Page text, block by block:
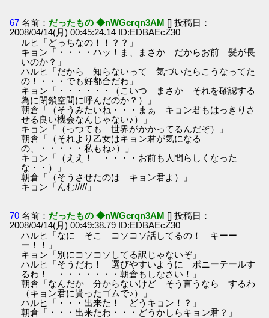
67 名前： だったもの ◆nWGcrqn3AM [] 投稿日：
2008/04/14(月) 00:45:24.14 ID:EDBAEcZ30
ルヒ「どっちなの！！？？」
キョン「・・・・ハッ！ま、まさか だからお前 髪が長
いのか？」
ハルヒ「だから 知らないって 気づいたらこうなってた
の！・・・でも好都合だわ」
キョン「・・・・・・（こいつ まさか それを確認する
為に閉鎖空間に呼んだのか？）」
朝倉「（そうみたいね・・・まぁ キョン君もはっきりさ
せる良い機会なんじゃない♪）」
キョン「（っつても 世界がかかってるんだぞ）」
朝倉「（それより乙女はキョン君が気になる
の、・・・・・私もね♪）」
キョン「（ええ！ ・・・・お前も人間らしくなった
な・・）」
朝倉「（そうさせたのは キョン君よ）」
キョン「んむ/////」
70 名前： だったもの ◆nWGcrqn3AM [] 投稿日：
2008/04/14(月) 00:49:38.79 ID:EDBAEcZ30
ハルヒ「なに そこ コソコソ話してるの！ キーー
ー！！」
キョン「別にコソコソしてる訳じゃないぞ」
ハルヒ「そうだわ！ 選びやすいように ポニーテールす
るわ！ ・・・・・・・朝倉もしなさい！」
朝倉「なんだか 分からないけど そう言うなら するわ
（キョン君に貰ったゴムで♪）」
ハルヒ「・・・出来た！ どうキョン！？」
朝倉「・・・出来たわ・・・どうかしらキョン君？」